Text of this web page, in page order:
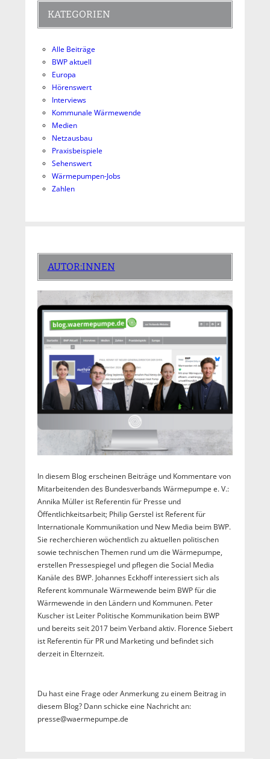
KATEGORIEN
Alle Beiträge
BWP aktuell
Europa
Hörenswert
Interviews
Kommunale Wärmewende
Medien
Netzausbau
Praxisbeispiele
Sehenswert
Wärmepumpen-Jobs
Zahlen
AUTOR:INNEN
In diesem Blog erscheinen Beiträge und Kommentare von
Mitarbeitenden des Bundesverbands Wärmepumpe e. V.:
Annika Müller ist Referentin für Presse und
Öffentlichkeitsarbeit; Philip Gerstel ist Referent für
Internationale Kommunikation und New Media beim BWP.
Sie recherchieren wöchentlich zu aktuellen politischen
sowie technischen Themen rund um die Wärmepumpe,
erstellen Pressespiegel und pflegen die Social Media
Kanäle des BWP. Johannes Eckhoff interessiert sich als
Referent kommunale Wärmewende beim BWP für die
Wärmewende in den Ländern und Kommunen. Peter
Kuscher ist Leiter Politische Kommunikation beim BWP
und bereits seit 2017 beim Verband aktiv. Florence Siebert
ist Referentin für PR und Marketing und befindet sich
derzeit in Elternzeit.
Du hast eine Frage oder Anmerkung zu einem Beitrag in
diesem Blog? Dann schicke eine Nachricht an:
presse@waermepumpe.de